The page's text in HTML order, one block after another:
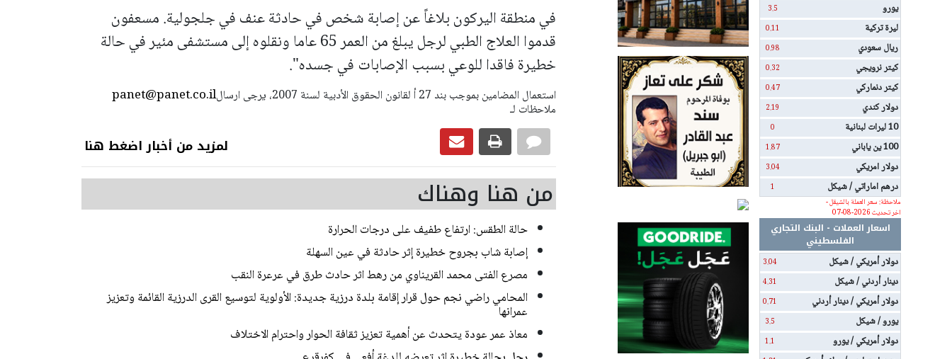
يورو 3.5
ليرة تركية 0.11
ريال سعودي 0.98
كيتر نرويجي 0.32
كيتر دنماركي 0.47
دولار كندي 2.19
10 ليرات لبنانية 0
100 ين ياباني 1.87
دولار امريكي 3.04
درهم اماراتي / شيكل
1
ملاحظة: سعر العملة بالشيقل -
اخر تحديث 2026-08-07
اسعار العملات - البنك التجاري
الفلسطيني
دولار أمريكي / شيكل
3.04
دينار أردني / شيكل 4.31
دولار أمريكي / دينار أردني 0.71
يورو / شيكل 3.5
دولار أمريكي / يورو 1.1
في منطقة اليركون بلاغاً عن إصابة شخص في حادثة عنف في جلجولية. مسعفون
قدموا العلاج الطبي لرجل يبلغ من العمر 65 عاما ونقلوه إلى مستشفى مئير في حالة
خطيرة فاقدا للوعي بسبب الإصابات في جسده".
panet@panet.co.ilاستعمال المضامين بموجب بند 27 أ لقانون الحقوق الأدبية لسنة 2007، يرجى ارسال
ملاحظات لـ
لمزيد من أخبار اضغط هنا
من هنا وهناك
حالة الطقس: ارتفاع طفيف على درجات الحرارة
إصابة شاب بجروح خطيرة إثر حادثة في عين السهلة
مصرع الفتى محمد القريناوي من رهط اثر حادث طرق في عرعرة النقب
المحامي راضي نجم حول قرار إقامة بلدة درزية جديدة: الأولوية لتوسيع القرى الدرزية القائمة وتعزيز
عمرانها
معاذ عمر عودة يتحدث عن أهمية تعزيز ثقافة الحوار واحترام الاختلاف